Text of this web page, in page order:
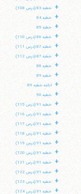
+ خطبه 83 (درس 108)
+ خطبه 84
+ خطبه 85
+ خطبه 86 (درس 110)
+ خطبه 87 (درس 111)
+ خطبه 87 (درس 112)
+ خطبه 88
+ خطبه 89
+ ادامه خطبه 89
+ خطبه 90
+ خطبه 91 (درس 115)
+ خطبه 91 (درس 116)
+ خطبه 91 (درس 117)
+ خطبه 91 (درس 118)
+ خطبه 91 (درس 119)
+ خطبه 91 (درس 120)
+ خطبه 91 (درس 121)
+ خطبه 91 (درس 122)
+ خطبه 91 (درس 123)
+ خطبه 91 (درس 124)